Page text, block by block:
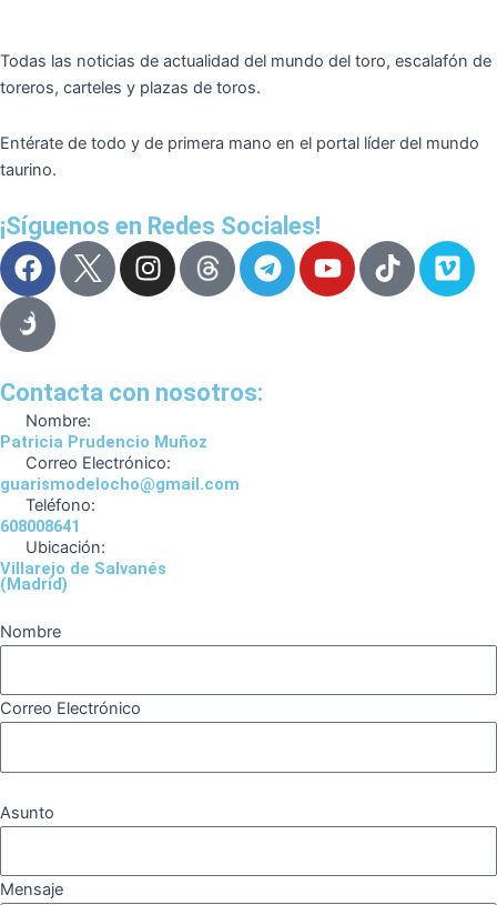
Todas las noticias de actualidad del mundo del toro, escalafón de
toreros, carteles y plazas de toros.
Entérate de todo y de primera mano en el portal líder del mundo
taurino.
¡Síguenos en Redes Sociales!
F
a
c
e
o
o
k
I
n
g
a
m
T
e
Y
o
T
i
V
i
Contacta con nosotros:
Nombre:
Patricia Prudencio Muñoz
Correo Electrónico:
guarismodelocho@gmail.com
Teléfono:
608008641
Ubicación:
Villarejo de Salvanés
(Madrid)
Nombre
Correo Electrónico
Asunto
Mensaje